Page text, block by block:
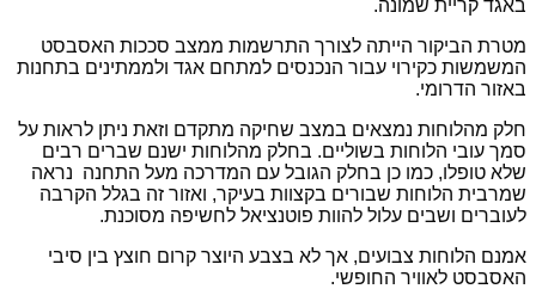
באגד קריית שמונה.
מטרת הביקור הייתה לצורך התרשמות ממצב סככות האסבסט
המשמשות כקירוי עבור הנכנסים למתחם אגד ולממתינים בתחנות
באזור הדרומי.
חלק מהלוחות נמצאים במצב שחיקה מתקדם וזאת ניתן לראות על
סמך עובי הלוחות בשוליים. בחלק מהלוחות ישנם שברים רבים
שלא טופלו, כמו כן בחלק הגובל עם המדרכה מעל התחנה נראה
שמרבית הלוחות שבורים בקצוות בעיקר, ואזור זה בגלל הקרבה
לעוברים ושבים עלול להוות פוטנציאל לחשיפה מסוכנת.
אמנם הלוחות צבועים, אך לא בצבע היוצר קרום חוצץ בין סיבי
האסבסט לאוויר החופשי.